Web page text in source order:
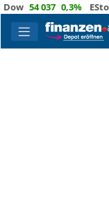
54 037 0,3%